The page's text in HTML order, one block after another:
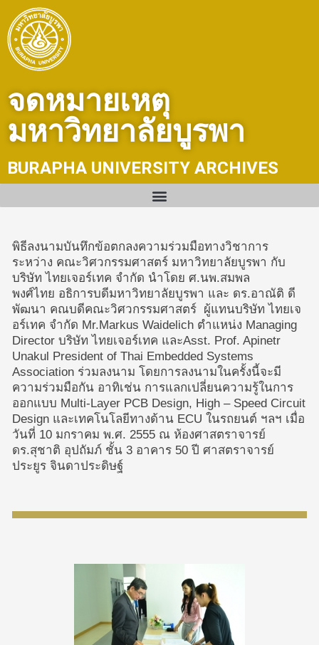
content
จดหมายเหตุ
มหาวิทยาลัยบูรพา
BURAPHA UNIVERSITY ARCHIVES
พิธีลงนามบันทึกข้อตกลงความร่วมมือทางวิชาการ
ระหว่าง คณะวิศวกรรมศาสตร์ มหาวิทยาลัยบูรพา กับ
บริษัท ไทยเจอร์เทค จำกัด นำโดย ศ.นพ.สมพล
พงศ์ไทย อธิการบดีมหาวิทยาลัยบูรพา และ ดร.อาณัติ ดี
พัฒนา คณบดีคณะวิศวกรรมศาสตร์ ผู้แทนบริษัท ไทยเจ
อร์เทค จำกัด Mr.Markus Waidelich ตำแหน่ง Managing
Director บริษัท ไทยเจอร์เทค และAsst. Prof. Apinetr
Unakul President of Thai Embedded Systems
Association ร่วมลงนาม โดยการลงนามในครั้งนี้จะมี
ความร่วมมือกัน อาทิเช่น การแลกเปลี่ยนความรู้ในการ
ออกแบบ Multi-Layer PCB Design, High – Speed Circuit
Design และเทคโนโลยีทางด้าน ECU ในรถยนต์ ฯลฯ เมื่อ
วันที่ 10 มกราคม พ.ศ. 2555 ณ ห้องศาสตราจารย์
ดร.สุชาติ อุปถัมภ์ ชั้น 3 อาคาร 50 ปี ศาสตราจารย์
ประยูร จินดาประดิษฐ์